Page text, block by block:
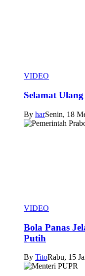
VIDEO
Selamat
By harSenin, 18
VIDEO
Bola Panas
Putih
By TitoRabu, 15